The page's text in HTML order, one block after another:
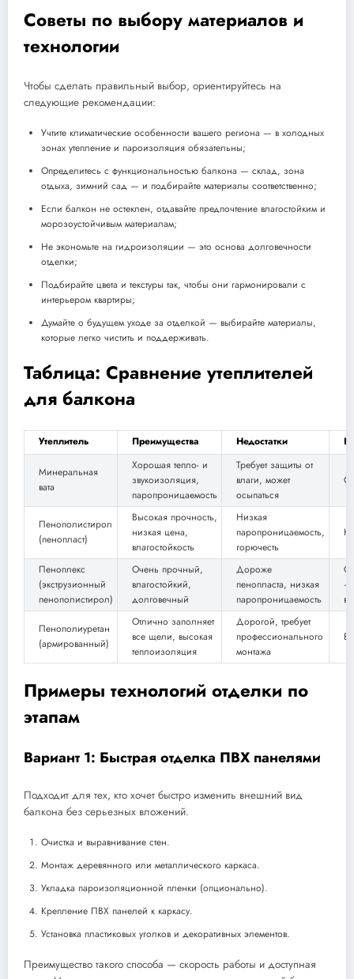
Советы по выбору материалов и
технологии
Чтобы сделать правильный выбор, ориентируйтесь на
следующие рекомендации:
Учтите климатические особенности вашего региона — в холодных
зонах утепление и пароизоляция обязательны;
Определитесь с функциональностью балкона — склад, зона
отдыха, зимний сад — и подбирайте материалы соответственно;
Если балкон не остеклен, отдавайте предпочтение влагостойким и
морозоустойчивым материалам;
Не экономьте на гидроизоляции — это основа долговечности
отделки;
Подбирайте цвета и текстуры так, чтобы они гармонировали с
интерьером квартиры;
Думайте о будущем уходе за отделкой — выбирайте материалы,
которые легко чистить и поддерживать.
Таблица: Сравнение утеплителей
для балкона
Утеплитель Преимущества Недостатки
Минеральная
вата
Хорошая тепло- и
звукоизоляция,
паропроницаемость
Требует защиты от
влаги, может
осыпаться
Пенополистирол
(пенопласт)
Высокая прочность,
низкая цена,
влагостойкость
Низкая
паропроницаемость,
горючесть
Пеноплекс
(экструзионный
пенополистирол)
Очень прочный,
влагостойкий,
долговечный
Дороже
пенопласта, низкая
паропроницаемость
–
Пенополиуретан
(армированный)
Отлично заполняет
все щели, высокая
теплоизоляция
Дорогой, требует
профессионального
монтажа
Примеры технологий отделки по
этапам
Вариант 1: Быстрая отделка ПВХ панелями
Подходит для тех, кто хочет быстро изменить внешний вид
балкона без серьезных вложений.
Очистка и выравнивание стен.
Монтаж деревянного или металлического каркаса.
Укладка пароизоляционной пленки (опционально).
Крепление ПВХ панелей к каркасу.
Установка пластиковых уголков и декоративных элементов.
Преимущество такого способа — скорость работы и доступная